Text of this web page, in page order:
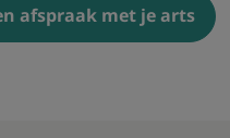
afspraak met je arts​